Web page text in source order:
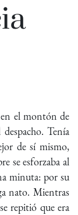
en el montón de
Tenía
de sí mismo,
se esforzaba al
minuta: por su
nato. Mientras
repitió que era